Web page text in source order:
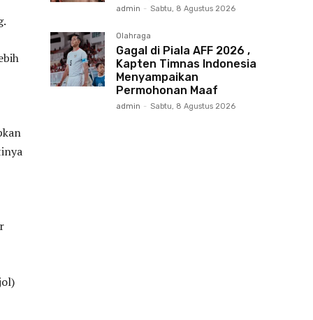
admin - Sabtu, 8 Agustus 2026
Olahraga
Gagal di Piala AFF 2026 ,
Kapten Timnas Indonesia
Menyampaikan
Permohonan Maaf
admin - Sabtu, 8 Agustus 2026